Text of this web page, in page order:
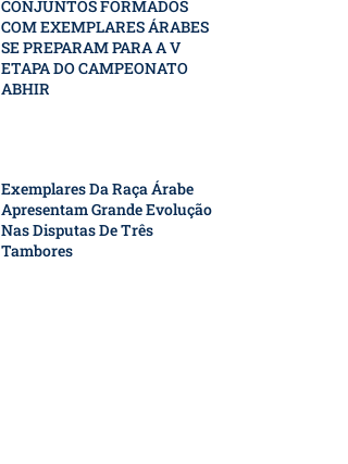
CONJUNTOS FORMADOS
COM EXEMPLARES ÁRABES
SE PREPARAM PARA A V
ETAPA DO CAMPEONATO
ABHIR
Exemplares Da Raça Árabe
Apresentam Grande Evolução
Nas Disputas De Três
Tambores